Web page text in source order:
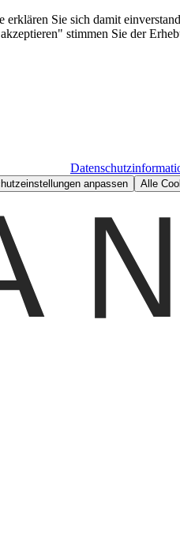
erklären Sie sich damit
stimmen Sie der
anpassen Alle